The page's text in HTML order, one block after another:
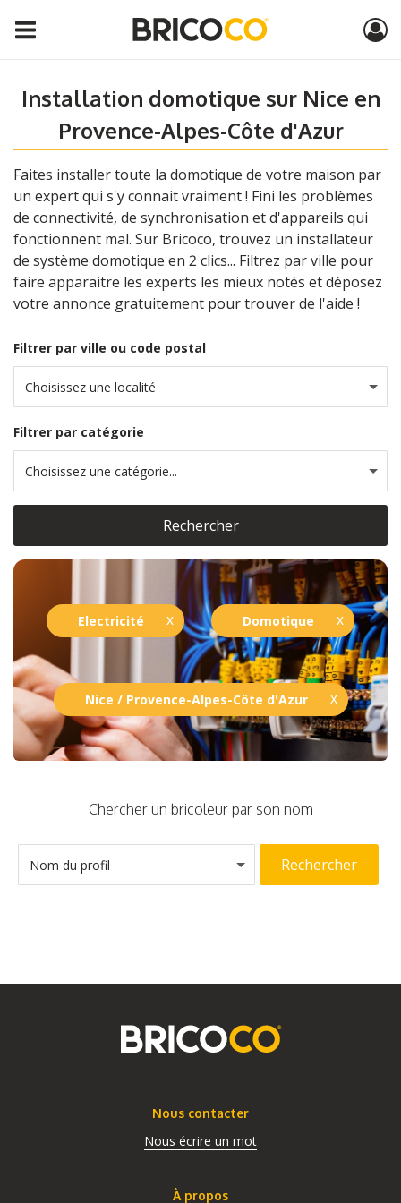
Electricité Domotique
Nice / Provence-Alpes-Côte d'Azur
Installation domotique sur Nice en
Provence-Alpes-Côte d'Azur
Faites installer toute la domotique de votre maison par
un expert qui s'y connait vraiment ! Fini les problèmes
de connectivité, de synchronisation et d'appareils qui
fonctionnent mal. Sur Bricoco, trouvez un installateur
de système domotique en 2 clics... Filtrez par ville pour
faire apparaitre les experts les mieux notés et déposez
votre annonce gratuitement pour trouver de l'aide !
Filtrer par ville ou code postal
Choisissez une localité
Filtrer par catégorie
Choisissez une catégorie...
Rechercher
Chercher un bricoleur par son nom
Nom du profil Rechercher
Nous contacter
Nous écrire un mot
À propos